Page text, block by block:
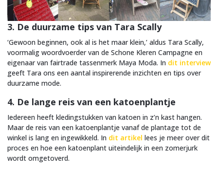
3. De duurzame tips van Tara Scally
‘Gewoon beginnen, ook al is het maar klein,’ aldus Tara Scally,
voormalig woordvoerder van de Schone Kleren Campagne en
eigenaar van fairtrade tassenmerk Maya Moda. In dit interview
geeft Tara ons een aantal inspirerende inzichten en tips over
duurzame mode.
4. De lange reis van een katoenplantje
Iedereen heeft kledingstukken van katoen in z’n kast hangen.
Maar de reis van een katoenplantje vanaf de plantage tot de
winkel is lang en ingewikkeld. In dit artikel lees je meer over dit
proces en hoe een katoenplant uiteindelijk in een zomerjurk
wordt omgetoverd.